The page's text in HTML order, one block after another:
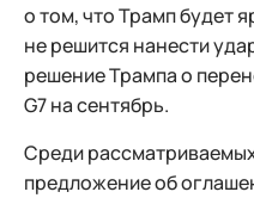
о том, что Трамп будет
не решится нанести
решение Трампа о
G7 на сентябрь.
Среди
предложение об